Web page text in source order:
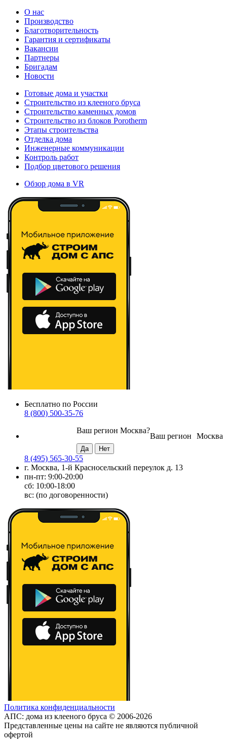
О нас
Производство
Благотворительность
Гарантия и сертификаты
Вакансии
Партнеры
Бригадам
Новости
Готовые дома и участки
Строительство из клееного бруса
Строительство каменных домов
Строительство из блоков Porotherm
Этапы строительства
Отделка дома
Инженерные коммуникации
Контроль работ
Подбор цветового решения
Обзор дома в VR
Бесплатно по России
8 (800) 500-35-76
Москва
Ваш регион
Ваш регион Москва?
8 (495) 565-30-55
г. Москва, 1-й Красносельский переулок д. 13
пн-пт: 9:00-20:00
сб: 10:00-18:00
вс: (по договоренности)
Политика конфиденциальности
АПС: дома из клееного бруса © 2006-2026
Представленные цены на сайте не являются публичной
офертой